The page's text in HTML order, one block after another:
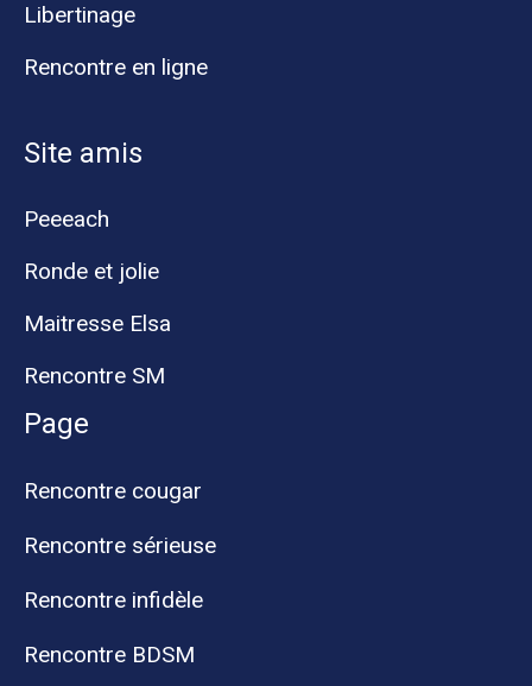
Libertinage
Rencontre en ligne
Site amis
Peeeach
Ronde et jolie
Maitresse Elsa
Rencontre SM
Page
Rencontre cougar
Rencontre sérieuse
Rencontre infidèle
Rencontre BDSM